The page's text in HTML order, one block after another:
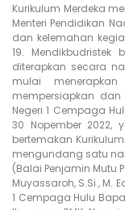
Kurikulum Merdeka
Menteri Pendidikan
dan kelemahan
19. Mendikbudristek
diterapkan secara
mulai
mempersiapkan dan
Negeri 1 Cempaga
30 Nopember 2022,
bertemakan
mengundang satu
(Balai Penjamin Mutu
Muyassaroh, S.Si., M.
1 Cempaga Hulu